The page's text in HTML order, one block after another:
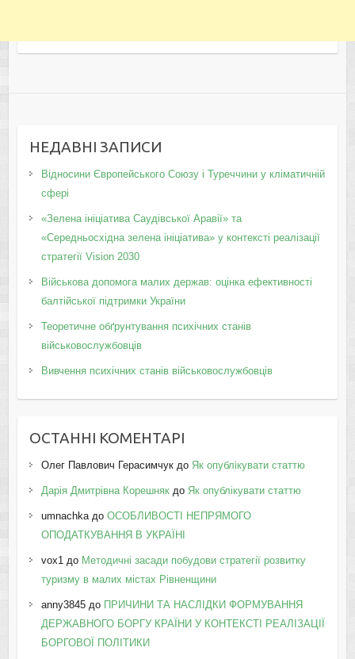
НЕДАВНІ ЗАПИСИ
Відносини Європейського Союзу і Туреччини у кліматичній
сфері
«Зелена ініціатива Саудівської Аравії» та
«Середньосхідна зелена ініціатива» у контексті реалізації
стратегії Vision 2030
Військова допомога малих держав: оцінка ефективності
балтійської підтримки України
Теоретичне обґрунтування психічних станів
військовослужбовців
Вивчення психічних станів військовослужбовців
ОСТАННІ КОМЕНТАРІ
Олег Павлович Герасимчукдо Як опублікувати статтю
Дарія Дмитрівна Корешнякдо Як опублікувати статтю
umnachkaдо ОСОБЛИВОСТІ НЕПРЯМОГО
ОПОДАТКУВАННЯ В УКРАЇНІ
vox1до Методичні засади побудови стратегії розвитку
туризму в малих містах Рівненщини
anny3845до ПРИЧИНИ ТА НАСЛІДКИ ФОРМУВАННЯ
ДЕРЖАВНОГО БОРГУ КРАЇНИ У КОНТЕКСТІ РЕАЛІЗАЦІЇ
БОРГОВОЇ ПОЛІТИКИ